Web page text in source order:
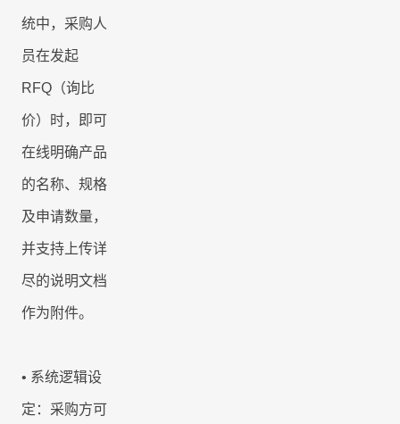
统中，采购人
员在发起
RFQ （询比
价）时，即可
在线明确产品
的名称、规格
及申请数量，
并支持上传详
尽的说明文档
作为附件。
• 系统逻辑设
定：采购方可